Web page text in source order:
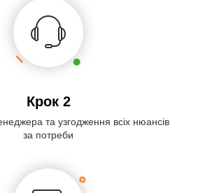
Крок 2
та узгодження всіх нюансів
за потреби